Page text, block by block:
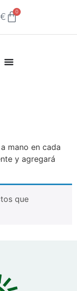
€ 0
mano en cada
y agregará
que